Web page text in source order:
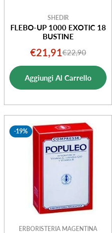
SHEDIR
FLEBO-UP 1000 EXOTIC 18
BUSTINE
Prezzo
di
vendita
€21,91Prezzo
normale
€22,90
Aggiungi Al Carrello
-19%
ERBORISTERIA MAGENTINA